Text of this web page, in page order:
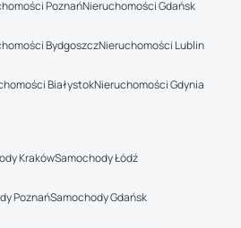
PoznańNieruchomości Gdańsk
BydgoszczNieruchomości Lublin
BiałystokNieruchomości Gdynia
KrakówSamochody Łódź
PoznańSamochody Gdańsk